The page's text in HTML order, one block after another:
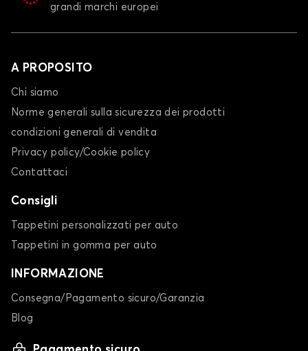
grandi marchi europei
A PROPOSITO
Chi siamo
Norme generali sulla sicurezza dei prodotti
condizioni generali di vendita
Privacy policy/Cookie policy
Contattaci
Consigli
Tappetini personalizzati per auto
Tappetini in gomma per auto
INFORMAZIONE
Consegna/Pagamento sicuro/Garanzia
Blog